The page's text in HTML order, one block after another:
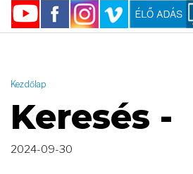
Kezdőlap
Keresés -
2024-09-30